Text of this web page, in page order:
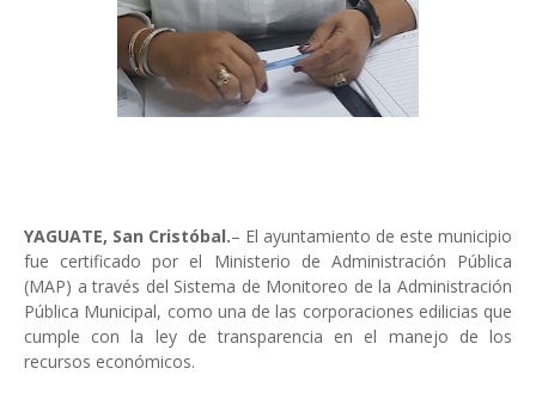
YAGUATE, San Cristóbal.– El ayuntamiento de este municipio
fue certificado por el Ministerio de Administración Pública
(MAP) a través del Sistema de Monitoreo de la Administración
Pública Municipal, como una de las corporaciones edilicias que
cumple con la ley de transparencia en el manejo de los
recursos económicos.